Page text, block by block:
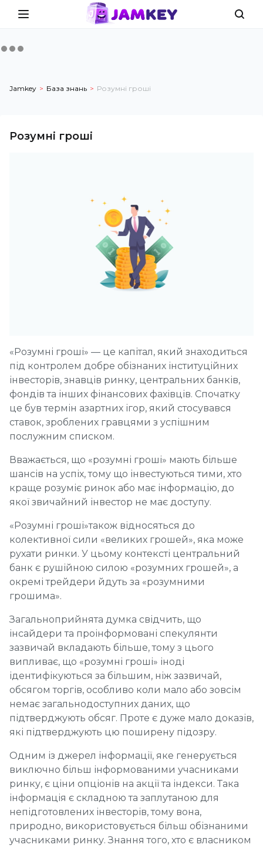
Jamkey База знань Розумні гроші
Розумні гроші
«Розумні гроші» — це капітал, який знаходиться
під контролем добре обізнаних інституційних
інвесторів, знавців ринку, центральних банків,
фондів та інших фінансових фахівців. Спочатку
це був термін азартних ігор, який стосувався
ставок, зроблених гравцями з успішним
послужним списком.
Вважається, що «розумні гроші» мають більше
шансів на успіх, тому що інвестуються тими, хто
краще розуміє ринок або має інформацію, до
якої звичайний інвестор не має доступу.
«Розумні гроші»також відносяться до
колективної сили «великих грошей», яка може
рухати ринки. У цьому контексті центральний
банк є рушійною силою «розумних грошей», а
окремі трейдери йдуть за «розумними
грошима».
Загальноприйнята думка свідчить, що
інсайдери та проінформовані спекулянти
зазвичай вкладають більше, тому з цього
випливає, що «розумні гроші» іноді
ідентифікуються за більшим, ніж зазвичай,
обсягом торгів, особливо коли мало або зовсім
немає загальнодоступних даних, що
підтверджують обсяг. Проте є дуже мало доказів,
які підтверджують цю поширену підозру.
Одним із джерел інформації, яке генерується
виключно більш інформованими учасниками
ринку, є ціни опціонів на акції та індекси. Така
інформація є складною та заплутаною для
непідготовлених інвесторів, тому вона,
природно, використовується більш обізнаними
учасниками ринку. Знання того, хто є власником